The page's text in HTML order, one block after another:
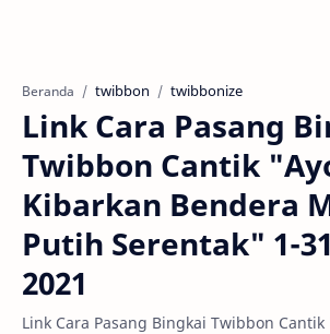
Beranda twibbon twibbonize
Link Cara Pasang
Twibbon Cantik
Kibarkan Bendera
Putih Serentak" 1-
2021
Link Cara Pasang Bingkai Twibbon